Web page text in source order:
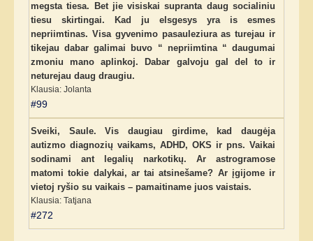
megsta tiesa. Bet jie visiskai supranta daug socialiniu
tiesu skirtingai. Kad ju elsgesys yra is esmes
nepriimtinas. Visa gyvenimo pasauleziura as turejau ir
tikejau dabar galimai buvo “ nepriimtina “ daugumai
zmoniu mano aplinkoj. Dabar galvoju gal del to ir
neturejau daug draugiu.
Klausia: Jolanta
#99
Sveiki, Saule. Vis daugiau girdime, kad daugėja
autizmo diagnozių vaikams, ADHD, OKS ir pns. Vaikai
sodinami ant legalių narkotikų. Ar astrogramose
matomi tokie dalykai, ar tai atsinešame? Ar įgijome ir
vietoj ryšio su vaikais – pamaitiname juos vaistais.
Klausia: Tatjana
#272